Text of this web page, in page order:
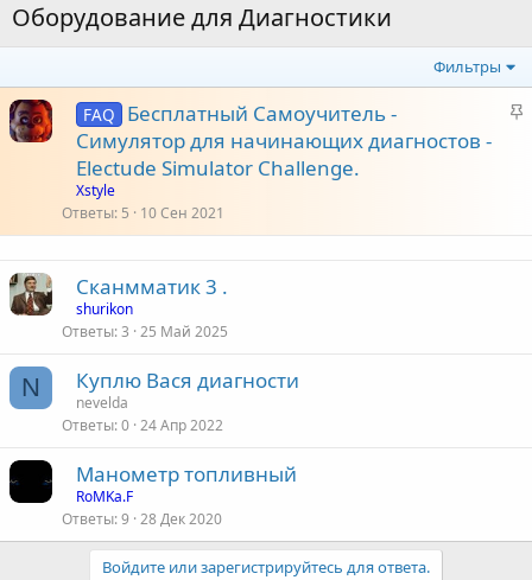
Оборудование для Диагностики
Фильтры
З
FAQ
Бесплатный Самоучитель -
Симулятор для начинающих диагностов -
Electude Simulator Challenge.
Xstyle
Ответы 5 10 Сен 2021
Сканмматик 3 .
shurikon
Ответы 3 25 Май 2025
N Куплю Вася диагности
nevelda
Ответы 0 24 Апр 2022
Манометр топливный
RoMKa.F
Ответы 9 28 Дек 2020
Войдите или зарегистрируйтесь для ответа.